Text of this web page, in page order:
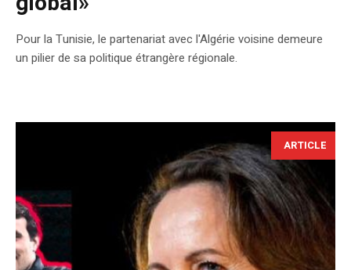
Pour la Tunisie, le partenariat avec l'Algérie voisine demeure
un pilier de sa politique étrangère régionale.
ARTICLE